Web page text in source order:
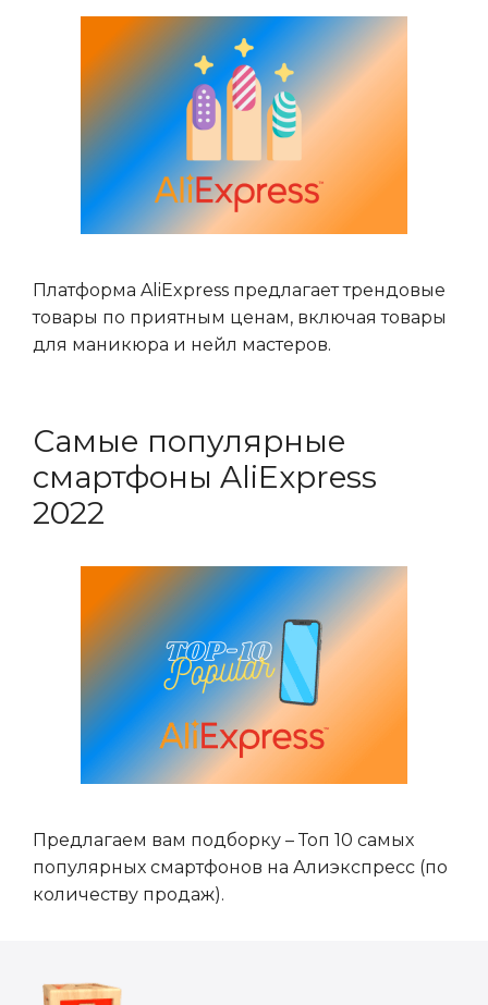
Платформа AliExpress предлагает трендовые
товары по приятным ценам, включая товары
для маникюра и нейл мастеров.
Самые популярные
смартфоны AliExpress
2022
Предлагаем вам подборку – Топ 10 самых
популярных смартфонов на Алиэкспресс (по
количеству продаж).